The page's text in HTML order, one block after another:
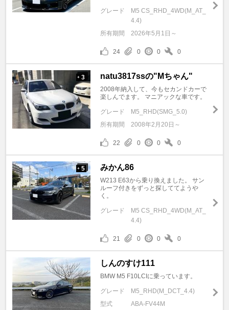
グレード
M5 CS_RHD_4WD(M_AT_
4.4)
所有期間
2026年5月1日～
24 0 0 0
+ 3 natu3817ssの"Mちゃん"
2008年納入して、今もセカンドカーで
楽しんでます。 マニアックな車です。
グレード
M5_RHD(SMG_5.0)
所有期間
2008年2月20日～
22 0 0 0
+ 5 みかん86
W213 E63から乗り換えました。 サン
ルーフ付きをずっと探しててようや
く。
グレード
M5 CS_RHD_4WD(M_AT_
4.4)
21 0 0 0
しんのすけ111
BMW M5 F10LCIに乗っています。
グレード
M5_RHD(M_DCT_4.4)
型式
ABA-FV44M